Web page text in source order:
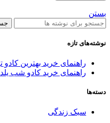
بستن
نوشته‌های تازه
راهنمای خرید بهترین کادو
راهنمای خرید کادو شب یلدا
دسته‌ها
سبک زندگی